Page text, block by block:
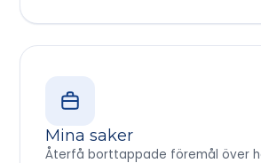
Mina saker
Återfå borttappade föremål över